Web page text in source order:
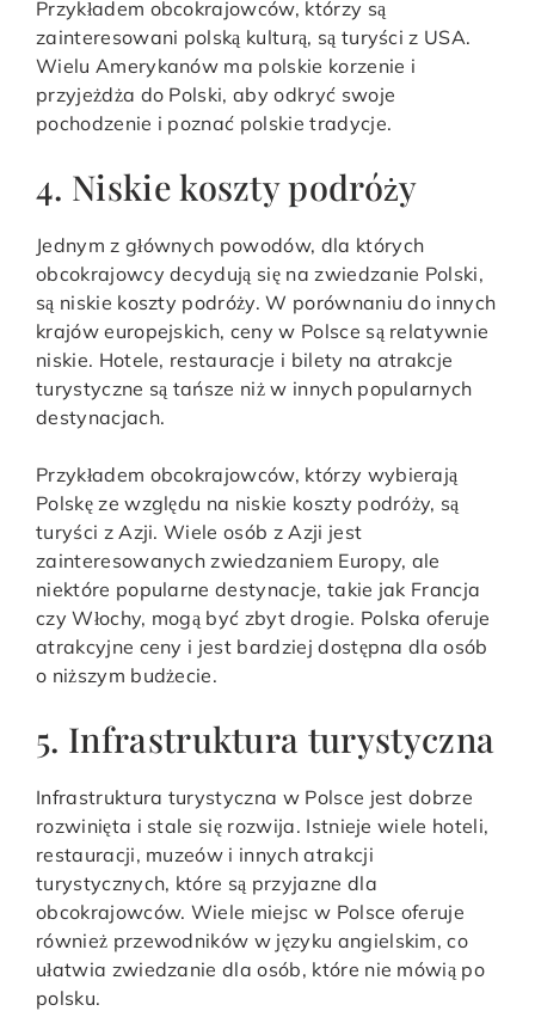
Przykładem obcokrajowców, którzy są
zainteresowani polską kulturą, są turyści z USA.
Wielu Amerykanów ma polskie korzenie i
przyjeżdża do Polski, aby odkryć swoje
pochodzenie i poznać polskie tradycje.
4. Niskie koszty podróży
Jednym z głównych powodów, dla których
obcokrajowcy decydują się na zwiedzanie Polski,
są niskie koszty podróży. W porównaniu do innych
krajów europejskich, ceny w Polsce są relatywnie
niskie. Hotele, restauracje i bilety na atrakcje
turystyczne są tańsze niż w innych popularnych
destynacjach.
Przykładem obcokrajowców, którzy wybierają
Polskę ze względu na niskie koszty podróży, są
turyści z Azji. Wiele osób z Azji jest
zainteresowanych zwiedzaniem Europy, ale
niektóre popularne destynacje, takie jak Francja
czy Włochy, mogą być zbyt drogie. Polska oferuje
atrakcyjne ceny i jest bardziej dostępna dla osób
o niższym budżecie.
5. Infrastruktura turystyczna
Infrastruktura turystyczna w Polsce jest dobrze
rozwinięta i stale się rozwija. Istnieje wiele hoteli,
restauracji, muzeów i innych atrakcji
turystycznych, które są przyjazne dla
obcokrajowców. Wiele miejsc w Polsce oferuje
również przewodników w języku angielskim, co
ułatwia zwiedzanie dla osób, które nie mówią po
polsku.